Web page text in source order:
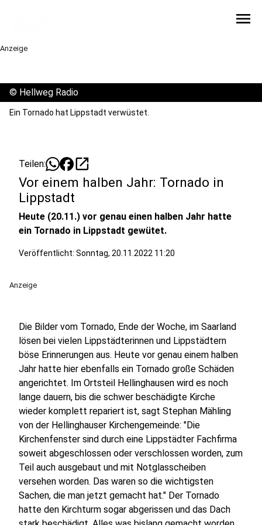
menu
Anzeige
© Hellweg Radio
Ein Tornado hat Lippstadt verwüstet.
Teilen: open_in_new
Vor einem halben Jahr: Tornado in
Lippstadt
Heute (20.11.) vor genau einen halben Jahr hatte
ein Tornado in Lippstadt gewütet.
Veröffentlicht: Sonntag, 20.11.2022 11:20
Anzeige
Die Bilder vom Tornado, Ende der Woche, im Saarland
lösen bei vielen Lippstädterinnen und Lippstädtern
böse Erinnerungen aus. Heute vor genau einem halben
Jahr hatte hier ebenfalls ein Tornado große Schäden
angerichtet. Im Ortsteil Hellinghausen wird es noch
lange dauern, bis die schwer beschädigte Kirche
wieder komplett repariert ist, sagt Stephan Mähling
von der Hellinghauser Kirchengemeinde: "Die
Kirchenfenster sind durch eine Lippstädter Fachfirma
soweit abgeschlossen oder verschlossen worden, zum
Teil auch ausgebaut und mit Notglasscheiben
versehen worden. Das waren so die wichtigsten
Sachen, die man jetzt gemacht hat." Der Tornado
hatte den Kirchturm sogar abgerissen und das Dach